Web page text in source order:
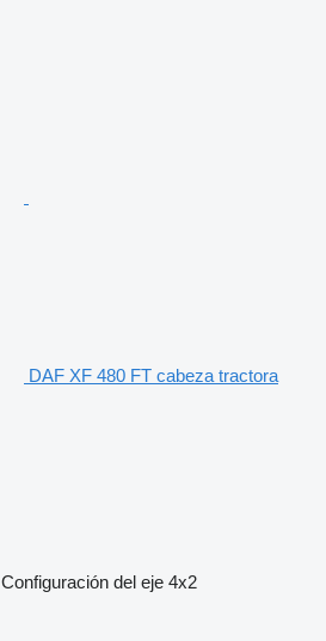
DAF XF 480 FT cabeza tractora
Configuración del eje 4x2